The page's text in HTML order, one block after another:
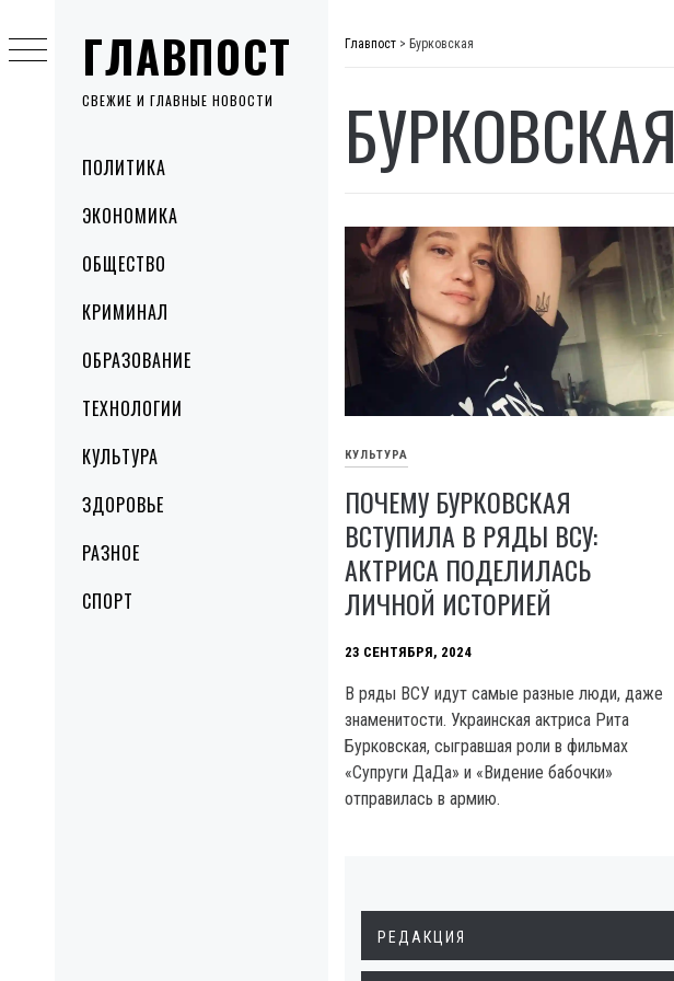
ГЛАВПОСТ
СВЕЖИЕ И ГЛАВНЫЕ НОВОСТИ
MenuПОЛИТИКА
ЭКОНОМИКА
ОБЩЕСТВО
КРИМИНАЛ
ОБРАЗОВАНИЕ
ТЕХНОЛОГИИ
КУЛЬТУРА
ЗДОРОВЬЕ
РАЗНОЕ
СПОРТ
to
content
Главпост > Бурковская
БУРКОВСКАЯ
КУЛЬТУРА
ПОЧЕМУ БУРКОВСКАЯ
ВСТУПИЛА В РЯДЫ ВСУ:
АКТРИСА ПОДЕЛИЛАСЬ
ЛИЧНОЙ ИСТОРИЕЙ
23 СЕНТЯБРЯ, 2024
В ряды ВСУ идут самые разные люди, даже
знаменитости. Украинская актриса Рита
Бурковская, сыгравшая роли в фильмах
«Супруги ДаДа» и «Видение бабочки»
отправилась в армию.
РЕДАКЦИЯ